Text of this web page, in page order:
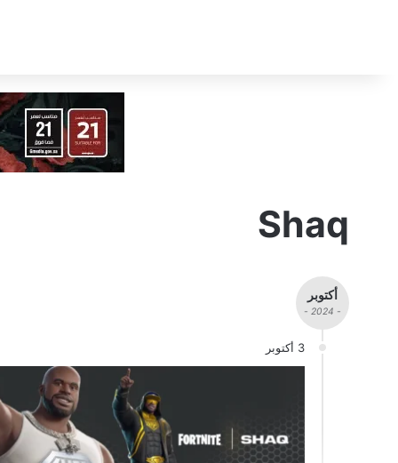
Shaq
أكتوبر
- 2024 -
3 أكتوبر